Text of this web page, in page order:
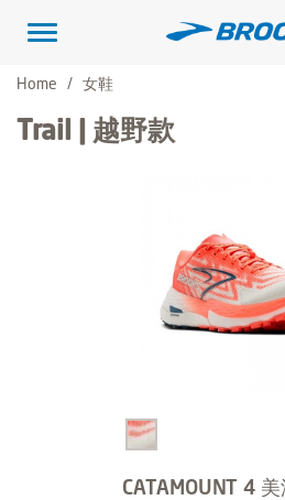
Toggle
Home
女鞋
Trail | 越野款
CATAMOUNT 4 美